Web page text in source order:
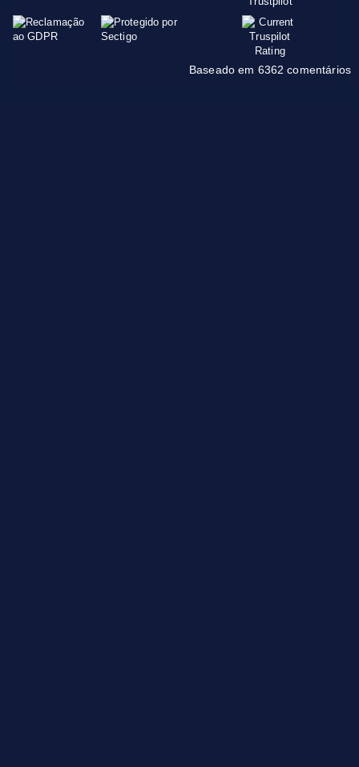
Baseado em 6362 comentários